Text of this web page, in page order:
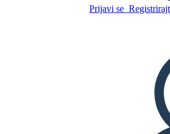
Prijavi se
USTVARITE
PREDVAJANJE